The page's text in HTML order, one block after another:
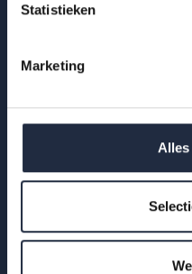
Statistieken
Marketing
Alles
Werkdruk is niet het
in werkbeleving
steun